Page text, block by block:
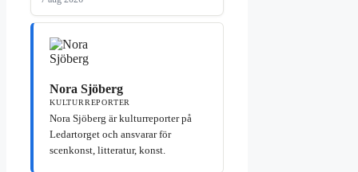
Nora Sjöberg
KULTURREPORTER
Nora Sjöberg är kulturreporter på
Ledartorget och ansvarar för
scenkonst, litteratur, konst.